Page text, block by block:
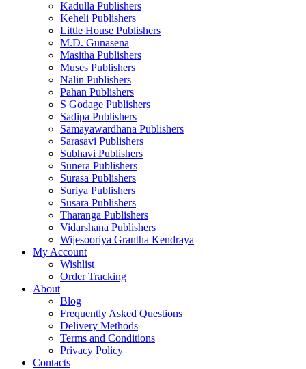
Kadulla Publishers
Keheli Publishers
Little House Publishers
M.D. Gunasena
Masitha Publishers
Muses Publishers
Nalin Publishers
Pahan Publishers
S Godage Publishers
Sadipa Publishers
Samayawardhana Publishers
Sarasavi Publishers
Subhavi Publishers
Sunera Publishers
Surasa Publishers
Suriya Publishers
Susara Publishers
Tharanga Publishers
Vidarshana Publishers
Wijesooriya Grantha Kendraya
My Account
Wishlist
Order Tracking
About
Blog
Frequently Asked Questions
Delivery Methods
Terms and Conditions
Privacy Policy
Contacts